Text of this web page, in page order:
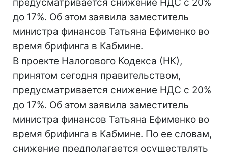
до 17%. Об этом заявила заместитель
министра финансов Татьяна Ефименко во
время брифинга в Кабмине.
В проекте Налогового Кодекса (НК),
принятом сегодня правительством,
предусматривается снижение НДС с 20%
до 17%. Об этом заявила заместитель
министра финансов Татьяна Ефименко во
время брифинга в Кабмине. По ее словам,
снижение предполагается осуществлять